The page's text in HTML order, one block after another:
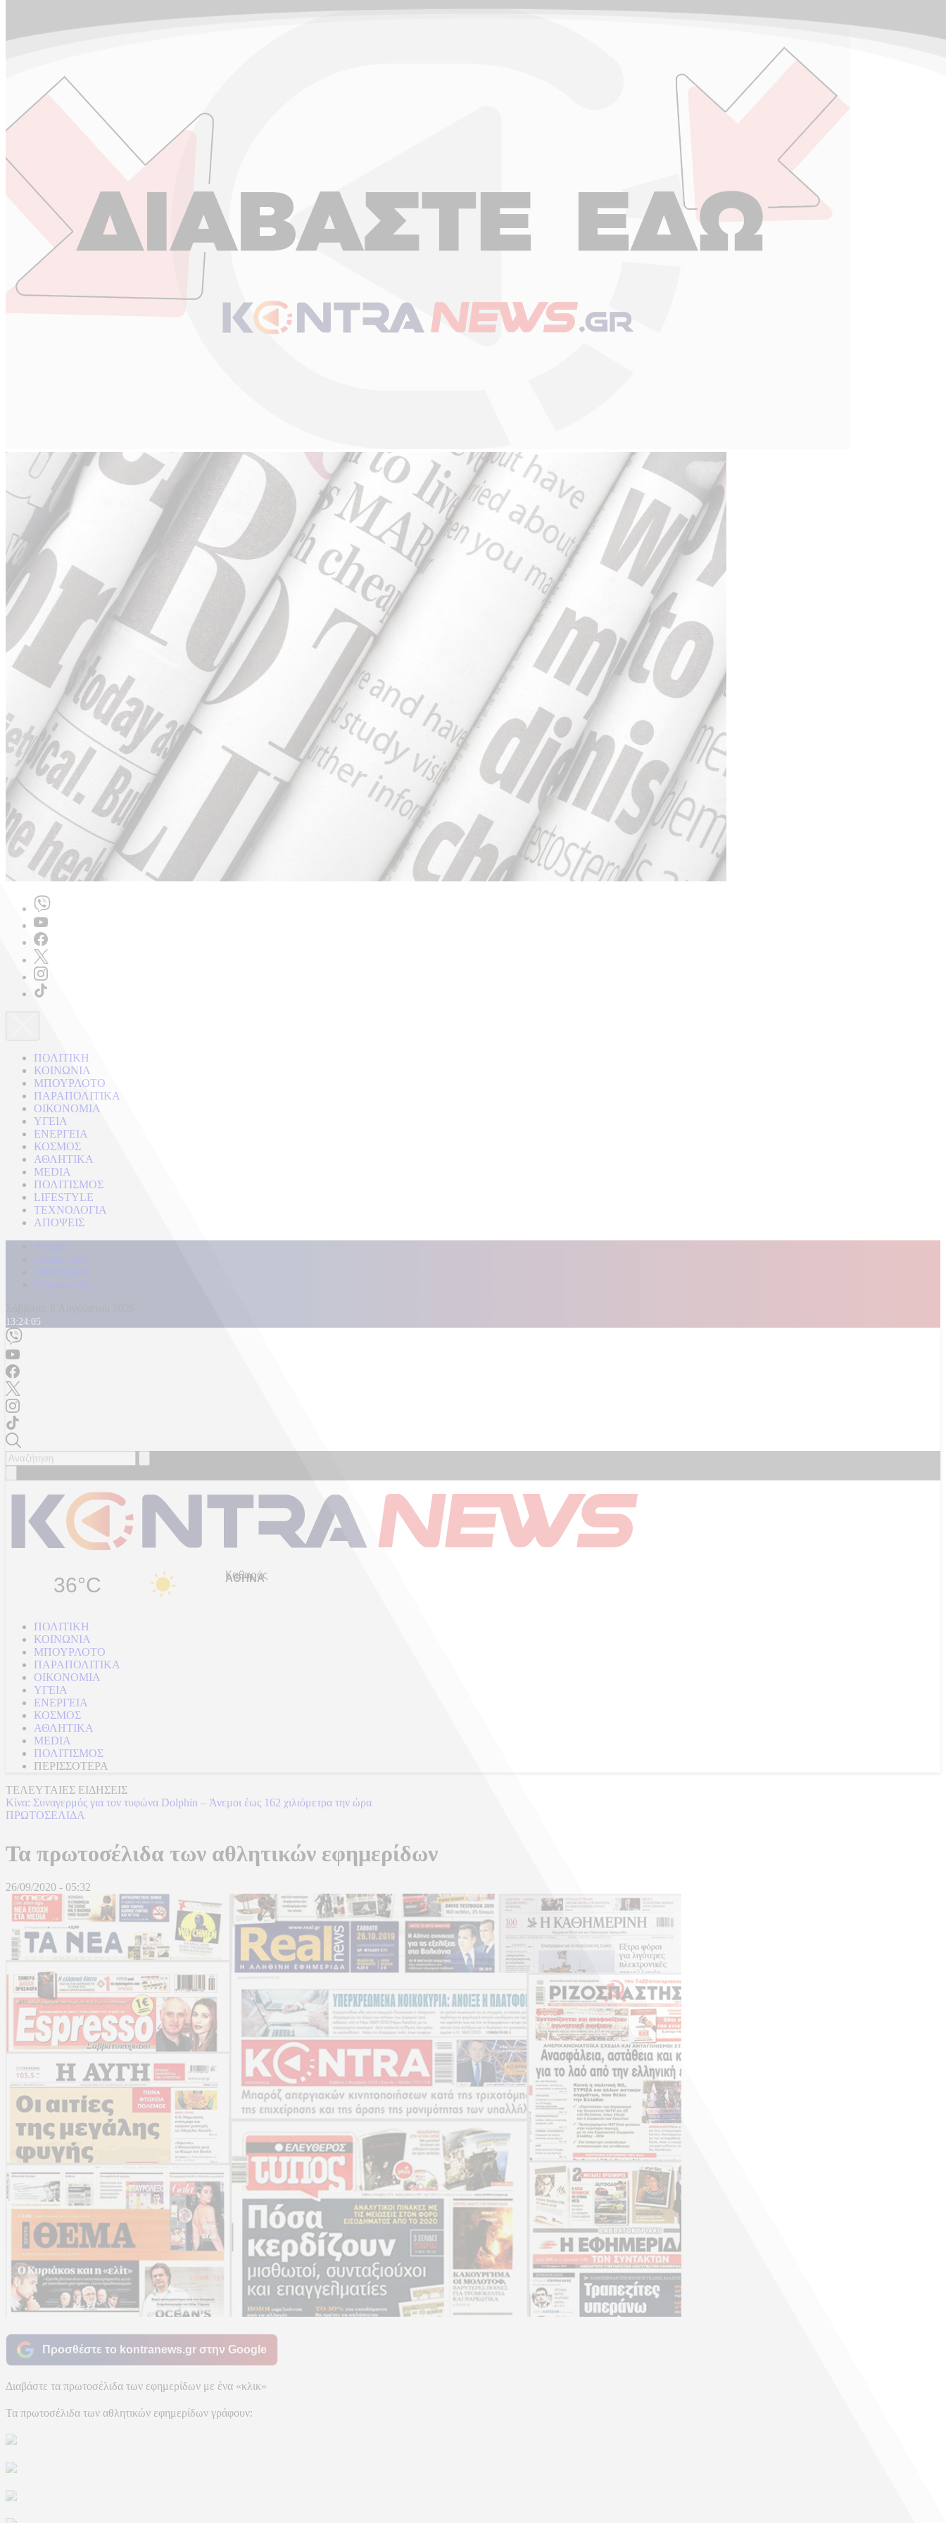
ΠΟΛΙΤΙΚΗ
ΚΟΙΝΩΝΙΑ
ΜΠΟΥΡΛΟΤΟ
ΠΑΡΑΠΟΛΙΤΙΚΑ
ΟΙΚΟΝΟΜΙΑ
ΥΓΕΙΑ
ΕΝΕΡΓΕΙΑ
ΚΟΣΜΟΣ
ΑΘΛΗΤΙΚΑ
MEDIA
ΠΟΛΙΤΙΣΜΟΣ
LIFESTYLE
ΤΕΧΝΟΛΟΓΙΑ
ΑΠΟΨΕΙΣ
Αρχική
Kontra Live
Καταγγελίες
Επικοινωνία
13:24:09
36°C Καθαρός
ΠΟΛΙΤΙΚΗ
ΚΟΙΝΩΝΙΑ
ΜΠΟΥΡΛΟΤΟ
ΠΑΡΑΠΟΛΙΤΙΚΑ
ΟΙΚΟΝΟΜΙΑ
ΥΓΕΙΑ
ΕΝΕΡΓΕΙΑ
ΚΟΣΜΟΣ
ΑΘΛΗΤΙΚΑ
MEDIA
ΠΟΛΙΤΙΣΜΟΣ
ΠΕΡΙΣΣΟΤΕΡΑ
ΤΕΛΕΥΤΑΙΕΣ ΕΙΔΗΣΕΙΣ
Κίνα: Συναγερμός για τον τυφώνα Dolphin – Άνεμοι έως 162 χιλιόμετρα την ώρα
ΠΡΩΤΟΣΕΛΙΔΑ
Τα πρωτοσέλιδα των αθλητικών εφημερίδων
26/09/2020 - 05:32
Προσθέστε το kontranews.gr στην Google
Διαβάστε τα πρωτοσέλιδα των εφημερίδων με ένα «κλικ»
Τα πρωτοσέλιδα των αθλητικών εφημερίδων γράφουν: